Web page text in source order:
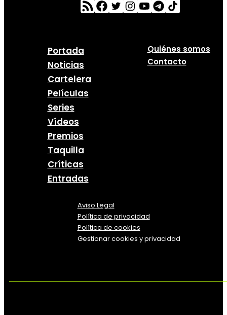
Portada
Noticias
Cartelera
Películas
Series
Vídeos
Premios
Taquilla
Críticas
Entradas
Quiénes somos
Contacto
Aviso Legal
Política de privacidad
Política de cookies
Gestionar cookies y privacidad